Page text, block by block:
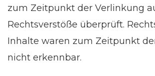
zum Zeitpunkt der Verlinkung
Rechtsverstöße überprüft.
Inhalte waren zum Zeitpunkt
nicht erkennbar.